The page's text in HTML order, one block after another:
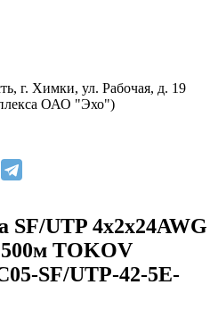
г. Химки, ул. Рабочая, д. 19
ОАО "Эхо")
SF/UTP 4х2х24AWG
TOKOV
SF/UTP-42-5E-